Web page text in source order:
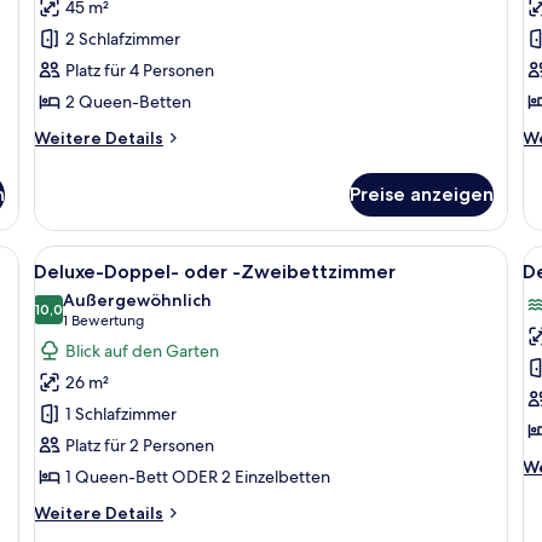
Deluxe-
Ferienhaus
anzeigen
45 m²
2 Schlafzimmer
Platz für 4 Personen
2 Queen-Betten
Weitere Details
Weitere
Ferienhaus
Preise anzeigen
und einem kleinen Gebäude mit spitzem Dach.
Alle
Fotos
für
Deluxe-
Doppel-
oder
-
Zweibettzimmer
anzeigen
Ein Schlafzimmer mit einem großen
5
Deluxe-Doppel- oder -Zweibettzimmer
10,010,0 von 10
Außergewöhnlich
1 Bewertung
(1
Bewertung)
Blick auf den Garten
26 m²
1 Schlafzimmer
Platz für 2 Personen
1 Queen-Bett ODER 2 Einzelbetten
Weitere Details
Weitere
-